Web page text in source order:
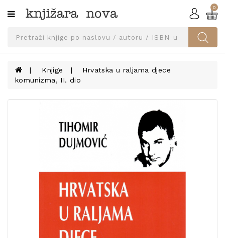
Kategorije
SVEUČILIŠNA
UDŽBENICI
0
Knjige
Hrvatska u raljama djece
komunizma, II. dio